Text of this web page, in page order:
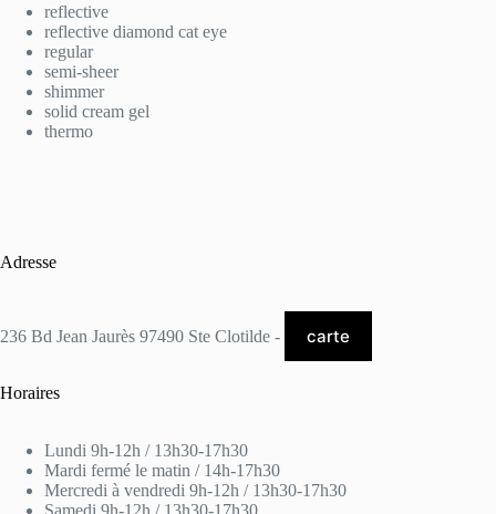
reflective
reflective diamond cat eye
regular
semi-sheer
shimmer
solid cream gel
thermo
Adresse
236 Bd Jean Jaurès 97490 Ste Clotilde - carte
Horaires
Lundi 9h-12h / 13h30-17h30
Mardi fermé le matin / 14h-17h30
Mercredi à vendredi 9h-12h / 13h30-17h30